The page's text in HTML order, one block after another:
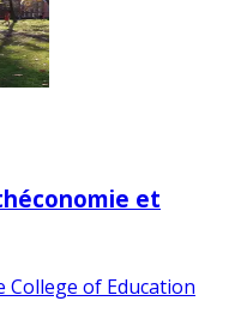
et
of Education